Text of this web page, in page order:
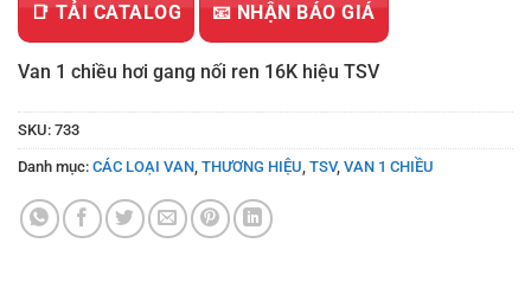
📑 TẢI CATALOG 📧 NHẬN BÁO GIÁ
Van 1 chiều hơi gang nối ren 16K hiệu TSV
SKU: 733
Danh mục: CÁC LOẠI VAN THƯƠNG HIỆU TSV, VAN 1 CHIỀU